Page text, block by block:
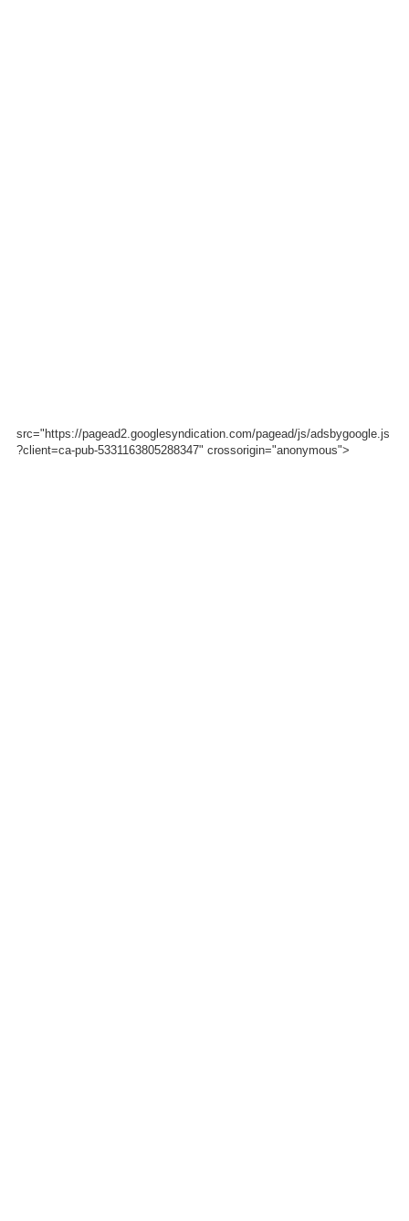
src="https://pagead2.googlesyndication.com/pagead/js/adsbygoogle.js
?client=ca-pub-5331163805288347" crossorigin="anonymous">